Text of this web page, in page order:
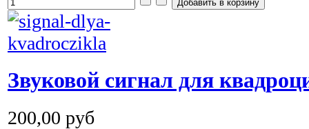
Звуковой сигнал для
200,00 руб